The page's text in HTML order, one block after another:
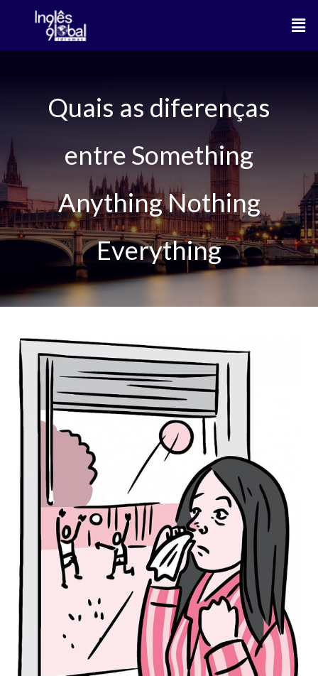
o
Quais as diferenças
entre Something
Anything Nothing
Everything
Something
Anything
Nothing
Everything